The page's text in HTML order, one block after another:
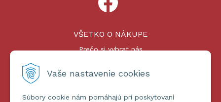
Vaše nastavenie cookies
Súbory cookie nám pomáhajú pri poskytovaní
VŠETKO O NÁKUPE
Prečo si vybrať nás
Platby a doprava